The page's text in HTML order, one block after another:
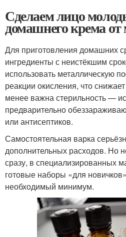
Сделаем лицо
домашнего крема
Для приготовления домашних
ингредиенты с неистёкшим
использовать металлическую
реакции окисления, что
менее важна стерильность —
предварительно
или антисептиков.
Самостоятельная варка
дополнительных расходов. Но
сразу, в специализированных
готовые наборы «для
необходимый минимум.